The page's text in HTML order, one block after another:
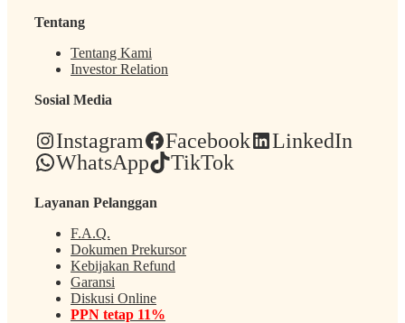
Tentang
Tentang Kami
Investor Relation
Sosial Media
Instagram Facebook
LinkedIn
WhatsApp
TikTok
Layanan Pelanggan
F.A.Q.
Dokumen Prekursor
Kebijakan Refund
Garansi
Diskusi Online
PPN tetap 11%